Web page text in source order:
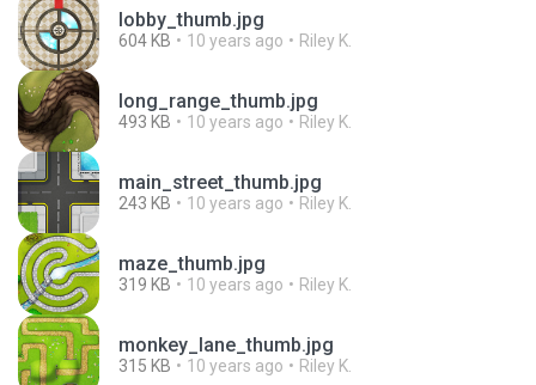
lobby_thumb.jpg
604 KB 10 years ago Riley K.
long_range_thumb.jpg
493 KB 10 years ago Riley K.
main_street_thumb.jpg
243 KB 10 years ago Riley K.
maze_thumb.jpg
319 KB 10 years ago Riley K.
monkey_lane_thumb.jpg
315 KB 10 years ago Riley K.